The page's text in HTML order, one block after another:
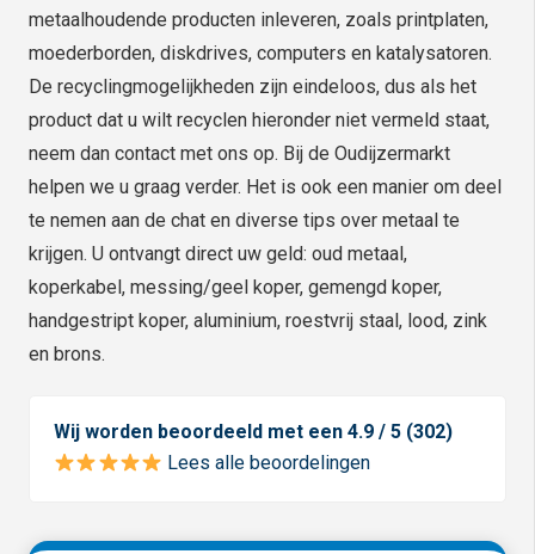
metaalhoudende producten inleveren, zoals printplaten,
moederborden, diskdrives, computers en katalysatoren.
De recyclingmogelijkheden zijn eindeloos, dus als het
product dat u wilt recyclen hieronder niet vermeld staat,
neem dan contact met ons op. Bij de Oudijzermarkt
helpen we u graag verder. Het is ook een manier om deel
te nemen aan de chat en diverse tips over metaal te
krijgen. U ontvangt direct uw geld: oud metaal,
koperkabel, messing/geel koper, gemengd koper,
handgestript koper, aluminium, roestvrij staal, lood, zink
en brons.
Wij worden beoordeeld met een 4.9 / 5 (302)
Lees alle beoordelingen